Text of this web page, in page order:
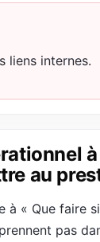
liens internes.
à
au
à « Que faire
pas